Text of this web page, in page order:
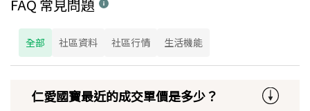
FAQ 常見問題
全部 社區資料 社區行情 生活機能
仁愛國寶最近的成交單價是多少？